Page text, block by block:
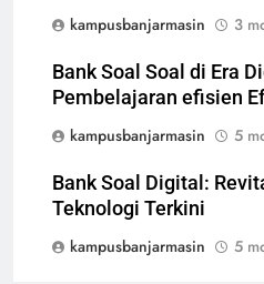
kampusbanjarmasin
3
Bank Soal Soal di Era
Pembelajaran efisien
kampusbanjarmasin
5
Bank Soal Digital:
Teknologi Terkini
kampusbanjarmasin
5